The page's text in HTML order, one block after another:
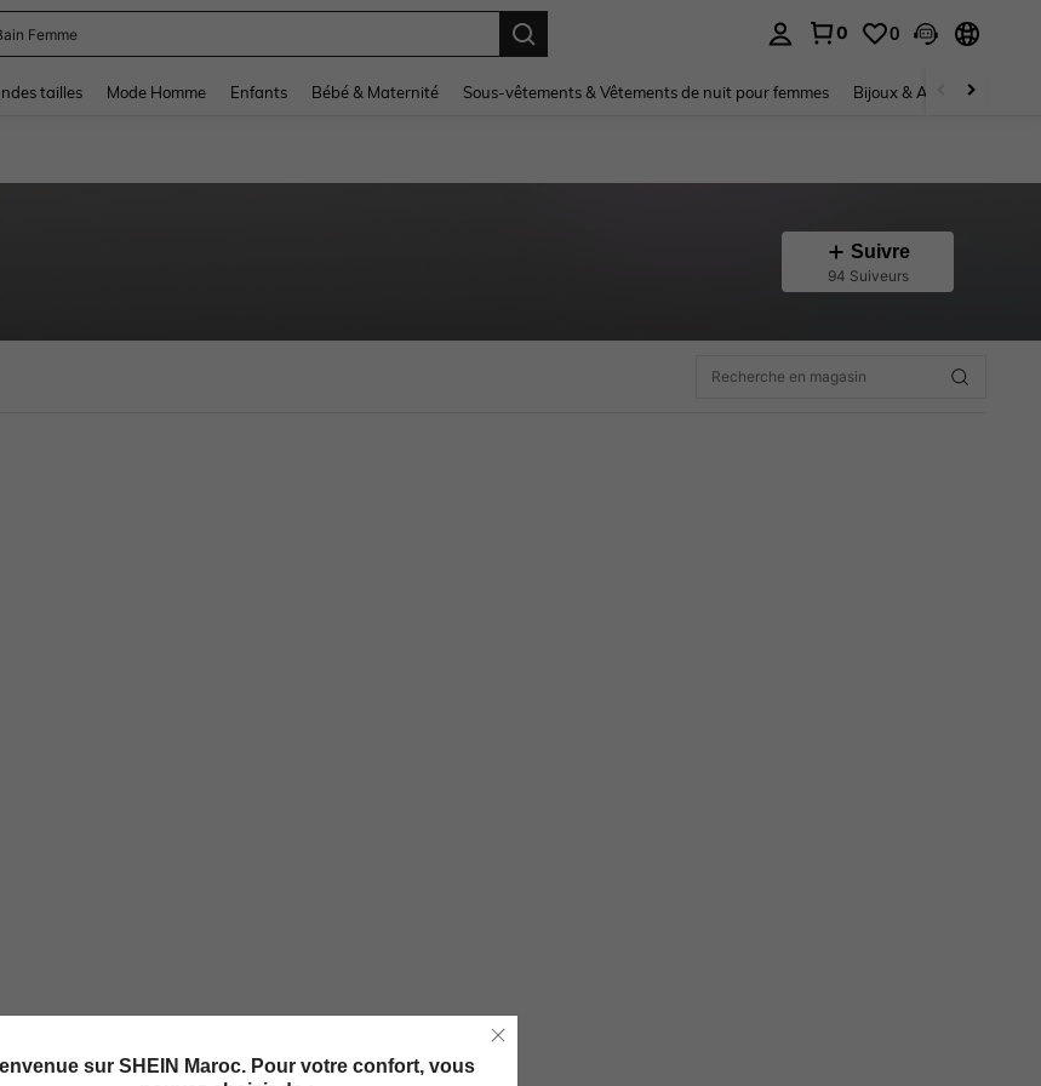
Femme
0 0
tailles Mode Homme Enfants Bébé & Maternité Sous-vêtements & Vêtements de nuit pour femmes Bijoux & Accessoires pour
Suivre
94 Suiveurs
sur SHEIN Maroc. Pour votre confort, vous